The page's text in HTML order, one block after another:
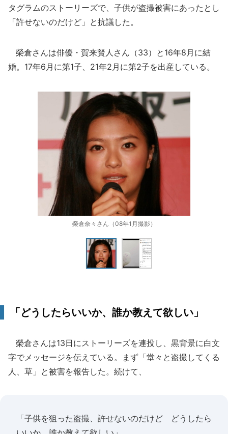
タグラムのストーリーズで、子供が盗撮被害にあったとし
「許せないのだけど」と抗議した。
榮倉さんは俳優・賀来賢人さん（33）と16年8月に結
婚。17年6月に第1子、21年2月に第2子を出産している。
榮倉奈々さん（08年1月撮影）
「どうしたらいいか、誰か教えて欲しい」
榮倉さんは13日にストーリーズを連投し、黒背景に白文
字でメッセージを伝えている。まず「堂々と盗撮してくる
人、草」と被害を報告した。続けて、
「子供を狙った盗撮、許せないのだけど どうしたら